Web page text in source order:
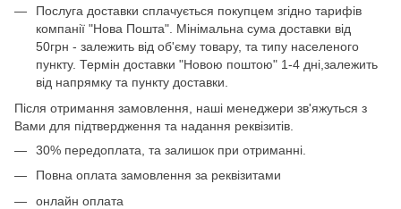
Послуга доставки сплачується покупцем згідно тарифів
компанії "Нова Пошта". Мінімальна сума доставки від
50грн - залежить від об'єму товару, та типу населеного
пункту. Термін доставки "Новою поштою" 1-4 дні,залежить
від напрямку та пункту доставки.
Після отримання замовлення, наші менеджери зв'яжуться з
Вами для підтвердження та надання реквізитів.
30% передоплата, та залишок при отриманні.
Повна оплата замовлення за реквізитами
онлайн оплата